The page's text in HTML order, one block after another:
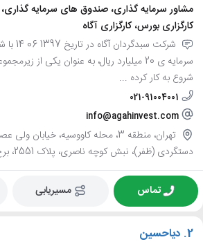
مشاور سرمایه گذاری، صندوق های سرمایه گذاری،
کارگزاری بورس، کارگزاری آگاه
سرمایه ی 20 میلیارد ریال، به عنوان یکی از
شروع به کار کرده ...
021-91004001
info@agahinvest.com
تهران، منطقه 3، محله کاووسیه، خیابان
دستگردی (ظفر)، نبش کوچه ناصری، پلاک 2551، برج کیان، طبقه هفدهم
تماس مسیریابی
2. دیاحسین